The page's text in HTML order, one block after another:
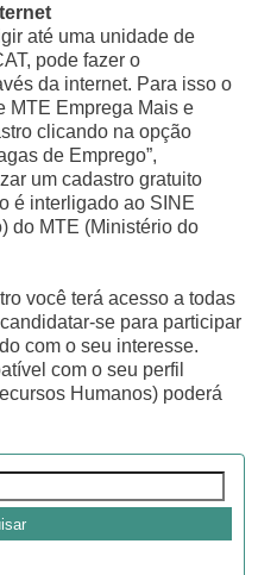
até uma unidade de
pode fazer o
da internet. Para isso o
MTE Emprega Mais e
clicando na opção
de Emprego”,
um cadastro gratuito
é interligado ao SINE
do MTE (Ministério do
você terá acesso a todas
se para participar
com o seu interesse.
com o seu perfil
Humanos) poderá